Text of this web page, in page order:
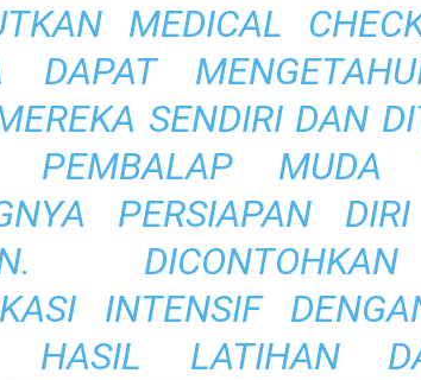
MEDICAL
DAPAT
SENDIRI DAN
PEMBALAP MUDA
PERSIAPAN
INTENSIF
HASIL LATIHAN